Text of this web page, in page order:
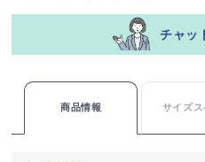
チャッ
商品情報 サイズス